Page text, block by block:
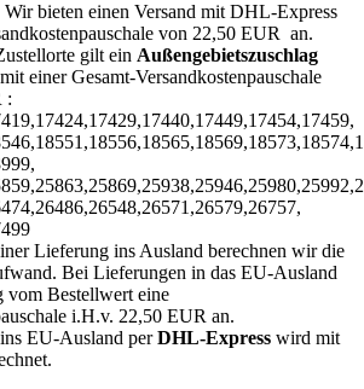
Wir bieten einen Versand mit DHL-Express
von 22,50 EUR an.
gilt ein Außengebietszuschlag
einer Gesamt-Versandkostenpauschale
:
Lieferung ins Ausland berechnen wir die
Bei Lieferungen in das EU-Ausland
vom Bestellwert eine
i.H.v. 22,50 EUR an.
EU-Ausland perDHL-Express wird mit